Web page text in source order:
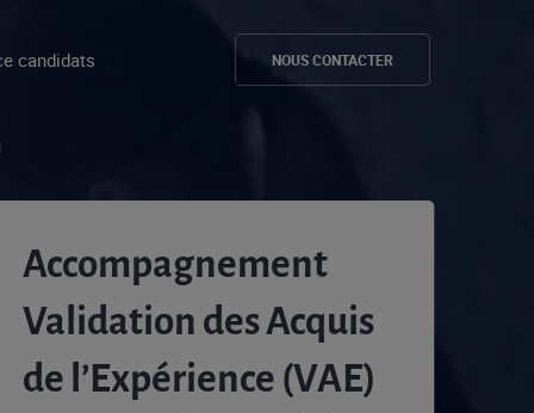
candidats NOUS CONTACTER
Accompagnement
Validation des Acquis
de l’Expérience (VAE)